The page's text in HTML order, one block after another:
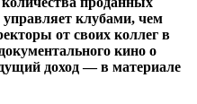
клубами, чем
от своих коллег в
кино о
доход — в материале